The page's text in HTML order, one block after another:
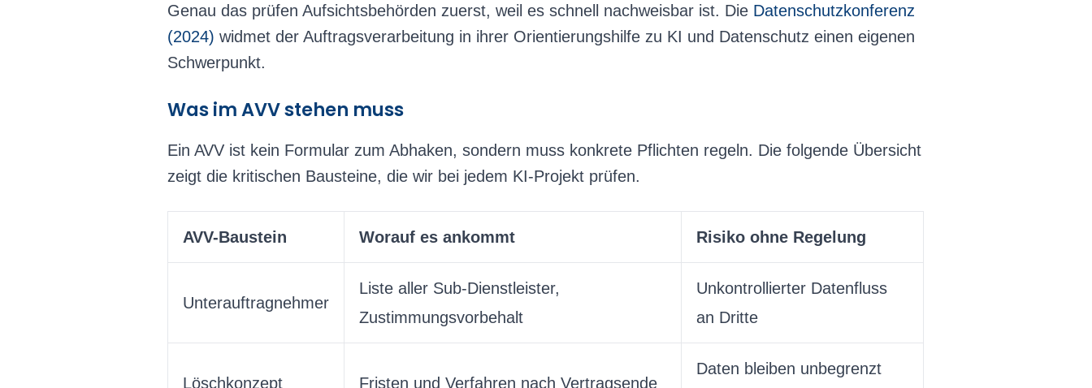
Genau das prüfen Aufsichtsbehörden zuerst, weil es schnell nachweisbar ist. Die Datenschutzkonferenz
(2024) widmet der Auftragsverarbeitung in ihrer Orientierungshilfe zu KI und Datenschutz einen eigenen
Schwerpunkt.
Was im AVV stehen muss
Ein AVV ist kein Formular zum Abhaken, sondern muss konkrete Pflichten regeln. Die folgende Übersicht
zeigt die kritischen Bausteine, die wir bei jedem KI-Projekt prüfen.
AVV-Baustein Worauf es ankommt Risiko ohne Regelung
Unterauftragnehmer
Liste aller Sub-Dienstleister,
Zustimmungsvorbehalt
Unkontrollierter Datenfluss
an Dritte
Löschkonzept Fristen und Verfahren nach Vertragsende
Daten bleiben unbegrenzt